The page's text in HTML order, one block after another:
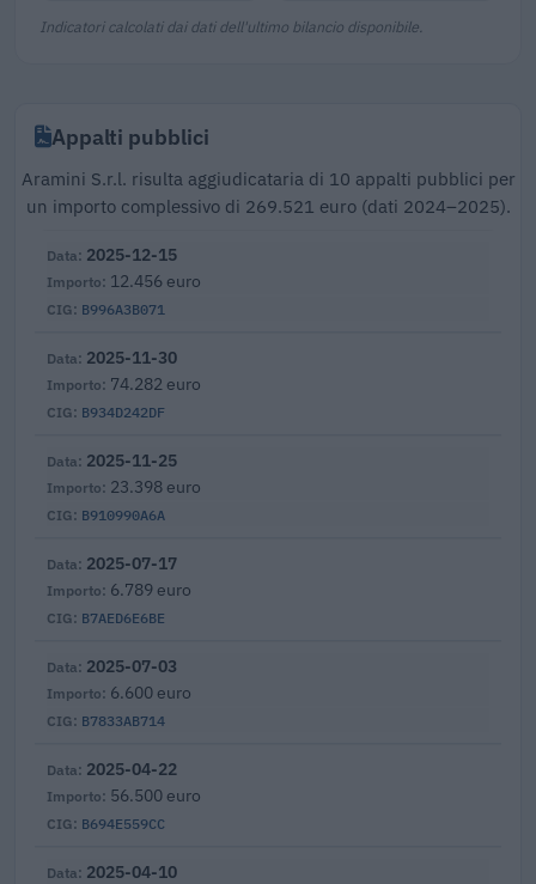
Indicatori calcolati dai dati dell'ultimo bilancio disponibile.
Appalti pubblici
Aramini S.r.l. risulta aggiudicataria di 10 appalti pubblici per
un importo complessivo di 269.521 euro (dati 2024–2025).
B996A3B071
2025-12-15
12.456 euro
B934D242DF
2025-11-30
74.282 euro
B910990A6A
2025-11-25
23.398 euro
B7AED6E6BE
2025-07-17
6.789 euro
B7833AB714
2025-07-03
6.600 euro
B694E559CC
2025-04-22
56.500 euro
2025-04-10